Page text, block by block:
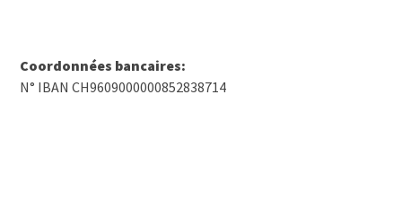
Coordonnées bancaires:
N° IBAN CH9609000000852838714